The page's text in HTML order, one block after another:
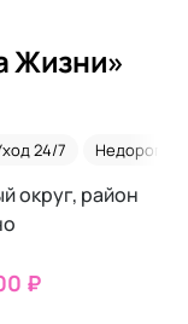
Жизни»
24/7 Недорого
округ, район
₽